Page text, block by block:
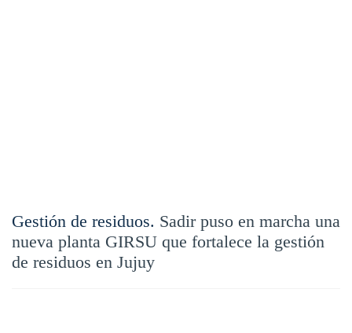
Gestión de residuos. Sadir puso en marcha una
nueva planta GIRSU que fortalece la gestión
de residuos en Jujuy